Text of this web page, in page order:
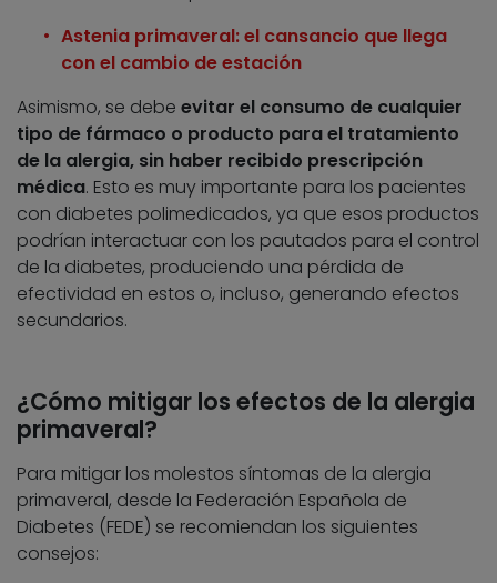
Astenia primaveral: el cansancio que llega
con el cambio de estación
Asimismo, se debe evitar el consumo de cualquier
tipo de fármaco o producto para el tratamiento
de la alergia, sin haber recibido prescripción
médica. Esto es muy importante para los pacientes
con diabetes polimedicados, ya que esos productos
podrían interactuar con los pautados para el control
de la diabetes, produciendo una pérdida de
efectividad en estos o, incluso, generando efectos
secundarios.
¿Cómo mitigar los efectos de la alergia
primaveral?
Para mitigar los molestos síntomas de la alergia
primaveral, desde la Federación Española de
Diabetes (FEDE) se recomiendan los siguientes
consejos: